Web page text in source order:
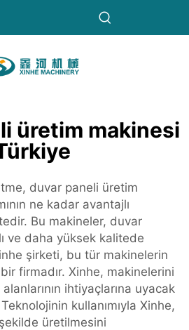
üretim makinesi
duvar paneli üretim
ne kadar avantajlı
Bu makineler, duvar
ve daha yüksek kalitede
şirketi, bu tür makinelerin
firmadır. Xinhe, makinelerini
ihtiyaçlarına uyacak
kullanımıyla Xinhe,
üretilmesini